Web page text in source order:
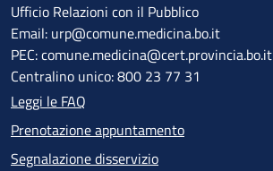
Ufficio Relazioni con il Pubblico
Email: urp@comune.medicina.bo.it
PEC: comune.medicina@cert.provincia.bo.it
Centralino unico: 800 23 77 31
Leggi le FAQ
Prenotazione appuntamento
Segnalazione disservizio